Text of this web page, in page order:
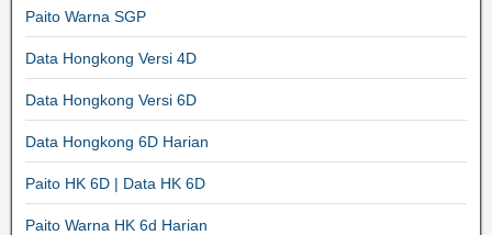
Paito Warna SGP
Data Hongkong Versi 4D
Data Hongkong Versi 6D
Data Hongkong 6D Harian
Paito HK 6D | Data HK 6D
Paito Warna HK 6d Harian